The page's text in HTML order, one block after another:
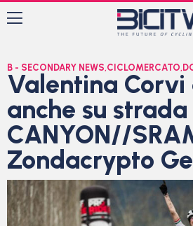
B - SECONDARY NEWS,CICLOMERCATO,
Valentina Corvi
anche su strada
CANYON//
Zondacrypto